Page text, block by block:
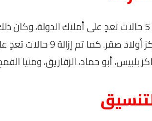
تشمل الحالات التي تمت إزالتها 5 حالات تعدٍ على أملاك
“ري”، بمساحة 505 أمتار في مركز
بلبيس، أبو حماد، الزقازيق، ومنيا